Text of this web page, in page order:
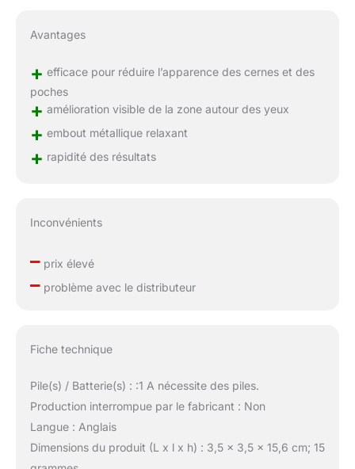
Avantages
+ efficace pour réduire l’apparence des cernes et des
poches
+ amélioration visible de la zone autour des yeux
+ embout métallique relaxant
+ rapidité des résultats
Inconvénients
–prix élevé
–problème avec le distributeur
Fiche technique
Pile(s) / Batterie(s) : :1 A nécessite des piles.
Production interrompue par le fabricant : Non
Langue : Anglais
Dimensions du produit (L x l x h) : 3,5 x 3,5 x 15,6 cm; 15